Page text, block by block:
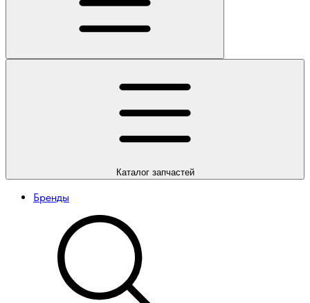
Каталогзапчастей
Бренды